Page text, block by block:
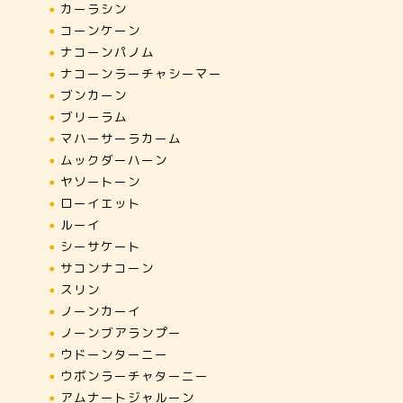
カーラシン
コーンケーン
ナコーンパノム
ナコーンラーチャシーマー
ブンカーン
ブリーラム
マハーサーラカーム
ムックダーハーン
ヤソートーン
ローイエット
ルーイ
シーサケート
サコンナコーン
スリン
ノーンカーイ
ノーンブアランプー
ウドーンターニー
ウボンラーチャターニー
アムナートジャルーン